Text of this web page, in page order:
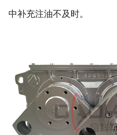
中补充注油不及时。